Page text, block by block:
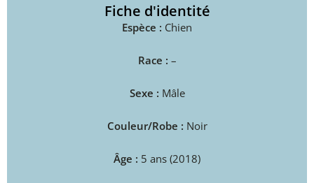
Fiche d'identité
Espèce : Chien
Race : –
Sexe : Mâle
Couleur/Robe : Noir
Âge : 5 ans (2018)